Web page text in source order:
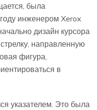
была
инженером Xerox
дизайн курсора
направленную
фигура,
в
указателем. Это была